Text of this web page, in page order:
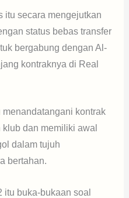
itu secara mengejutkan
status bebas transfer
bergabung dengan Al-
kontraknya di Real
kontrak
dan memiliki awal
dalam tujuh
bertahan.
itu buka-bukaan soal